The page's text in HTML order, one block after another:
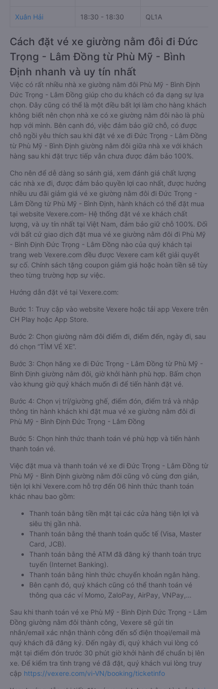
Xuân Hải 18:30 - 18:30 QL1A
Cách đặt vé xe giường nằm đôi đi Đức
Trọng - Lâm Đồng từ Phù Mỹ - Bình
Định nhanh và uy tín nhất
Việc có rất nhiều nhà xe giường nằm đôi Phù Mỹ - Bình Định
Đức Trọng - Lâm Đồng giúp cho du khách có đa dạng sự lựa
chọn. Đây cũng có thể là một điều bất lợi làm cho hàng khách
không biết nên chọn nhà xe có xe giường nằm đôi nào là phù
hợp với mình. Bên cạnh đó, việc đảm bảo giữ chỗ, có được
chỗ ngồi yêu thích sau khi đặt vé xe đi Đức Trọng - Lâm Đồng
từ Phù Mỹ - Bình Định giường nằm đôi giữa nhà xe với khách
hàng sau khi đặt trực tiếp vẫn chưa được đảm bảo 100%.
Cho nên để dễ dàng so sánh giá, xem đánh giá chất lượng
các nhà xe đi, được đảm bảo quyền lợi cao nhất, được hưởng
nhiều ưu đãi giảm giá vé xe giường nằm đôi đi Đức Trọng -
Lâm Đồng từ Phù Mỹ - Bình Định, hành khách có thể đặt mua
tại website Vexere.com- Hệ thống đặt vé xe khách chất
lượng, và uy tín nhất tại Việt Nam, đảm bảo giữ chỗ 100%. Đối
với bất cứ giao dịch đặt mua vé xe giường nằm đôi đi Phù Mỹ
- Bình Định Đức Trọng - Lâm Đồng nào của quý khách tại
trang web Vexere.com đều được Vexere cam kết giải quyết
sự cố. Chính sách tặng coupon giảm giá hoặc hoàn tiền sẽ tùy
theo từng trường hợp sự việc.
Hướng dẫn đặt vé tại Vexere.com:
Bước 1: Truy cập vào website Vexere hoặc tải app Vexere trên
CH Play hoặc App Store.
Bước 2: Chọn giường nằm đôi điểm đi, điểm đến, ngày đi, sau
đó chọn “TÌM VÉ XE”.
Bước 3: Chọn hãng xe đi Đức Trọng - Lâm Đồng từ Phù Mỹ -
Bình Định giường nằm đôi, giờ khởi hành phù hợp. Bấm chọn
vào khung giờ quý khách muốn đi để tiến hành đặt vé.
Bước 4: Chọn vị trí/giường ghế, điểm đón, điểm trả và nhập
thông tin hành khách khi đặt mua vé xe giường nằm đôi đi
Phù Mỹ - Bình Định Đức Trọng - Lâm Đồng
Bước 5: Chọn hình thức thanh toán vé phù hợp và tiến hành
thanh toán vé.
Việc đặt mua và thanh toán vé xe đi Đức Trọng - Lâm Đồng từ
Phù Mỹ - Bình Định giường nằm đôi cũng vô cùng đơn giản,
tiện lợi khi Vexere.com hỗ trợ đến 06 hình thức thanh toán
khác nhau bao gồm:
Thanh toán bằng tiền mặt tại các cửa hàng tiện lợi và
siêu thị gần nhà.
Thanh toán bằng thẻ thanh toán quốc tế (Visa, Master
Card, JCB).
Thanh toán bằng thẻ ATM đã đăng ký thanh toán trực
tuyến (Internet Banking).
Thanh toán bằng hình thức chuyển khoản ngân hàng.
Bên cạnh đó, quý khách cũng có thể thanh toán vé
thông qua các ví Momo, ZaloPay, AirPay, VNPay,…
Sau khi thanh toán vé xe Phù Mỹ - Bình Định Đức Trọng - Lâm
Đồng giường nằm đôi thành công, Vexere sẽ gửi tin
nhắn/email xác nhận thành công đến số điện thoại/email mà
quý khách đã đăng ký. Đến ngày đi, quý khách vui lòng có
mặt tại điểm đón trước 30 phút giờ khởi hành để chuẩn bị lên
xe. Để kiểm tra tình trạng vé đã đặt, quý khách vui lòng truy
cập https://vexere.com/vi-VN/booking/ticketinfo